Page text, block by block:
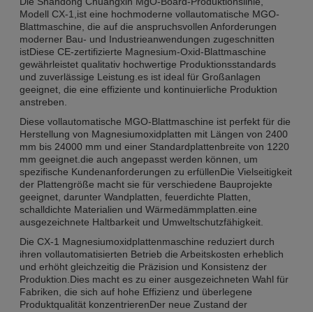
Modell CX-1,ist eine hochmoderne vollautomatische MGO-
Blattmaschine, die auf die anspruchsvollen Anforderungen
moderner Bau- und Industrieanwendungen zugeschnitten
istDiese CE-zertifizierte Magnesium-Oxid-Blattmaschine
gewährleistet qualitativ hochwertige Produktionsstandards
und zuverlässige Leistung.es ist ideal für Großanlagen
geeignet, die eine effiziente und kontinuierliche Produktion
anstreben.
Diese vollautomatische MGO-Blattmaschine ist perfekt für die
Herstellung von Magnesiumoxidplatten mit Längen von 2400
mm bis 24000 mm und einer Standardplattenbreite von 1220
mm geeignet.die auch angepasst werden können, um
spezifische Kundenanforderungen zu erfüllenDie Vielseitigkeit
der Plattengröße macht sie für verschiedene Bauprojekte
geeignet, darunter Wandplatten, feuerdichte Platten,
schalldichte Materialien und Wärmedämmplatten.eine
ausgezeichnete Haltbarkeit und Umweltschutzfähigkeit.
Die CX-1 Magnesiumoxidplattenmaschine reduziert durch
ihren vollautomatisierten Betrieb die Arbeitskosten erheblich
und erhöht gleichzeitig die Präzision und Konsistenz der
Produktion.Dies macht es zu einer ausgezeichneten Wahl für
Fabriken, die sich auf hohe Effizienz und überlegene
Produktqualität konzentrierenDer neue Zustand der